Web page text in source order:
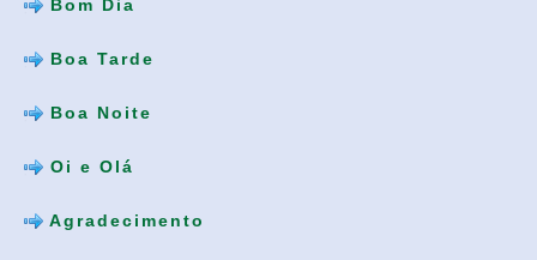
Bom Dia
Boa Tarde
Boa Noite
Oi e Olá
Agradecimento